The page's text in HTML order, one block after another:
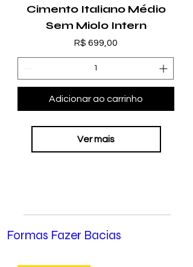
Cimento Italiano Médio
Sem Miolo Intern
Preço
R$ 699,00
Adicionar ao carrinho
Ver mais
Formas Fazer Bacias